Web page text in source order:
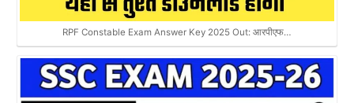
RPF Constable Exam Answer Key 2025 Out: आरपीएफ…